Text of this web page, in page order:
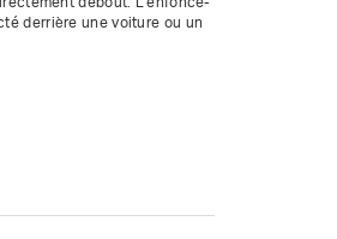
derrière une voiture ou un